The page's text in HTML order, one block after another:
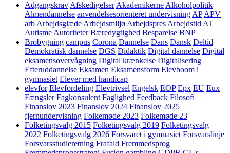
Adgangskrav Afskedigelser Akademikerne Alkoholpolitik
Almendannelse anvendelsesorienteret undervisning AP APV
arb Arbejdsglæde Arbejdsmiljø Arbejdspres Arbejdstid AT
Autisme Autoriteter Bæredygtighed Besparelse BNP
Brobygning campus Corona Dannelse Dans Dansk Deltid
Demokratisk dannelse DGS Didaktik Digital dannelse Digital
eksamensovervågning Digital krænkelse Digitalisering
Efteruddannelse Eksamen Eksamensform Elevboom i
gymnasiet Elever med handicap
elevfor Elevfordeling Elevtrivsel Engelsk EOP Epx EU Eux
Fængsler Fagkonsulent Faglighed Feedback Filosofi
Finanslov 2023 Finanslov 2024 Finanslov 2025
fjernundervisning Folkemøde 2023 Folkemøde 23
Folketingsvalg 2015 Folketingsvalg 2019 Folketingsvalg
2022 Folketingsvalg 2026 Forsvaret i gymnasiet Forsvarslinje
Forsvarsstudieretning Frafald Fremmedsprog